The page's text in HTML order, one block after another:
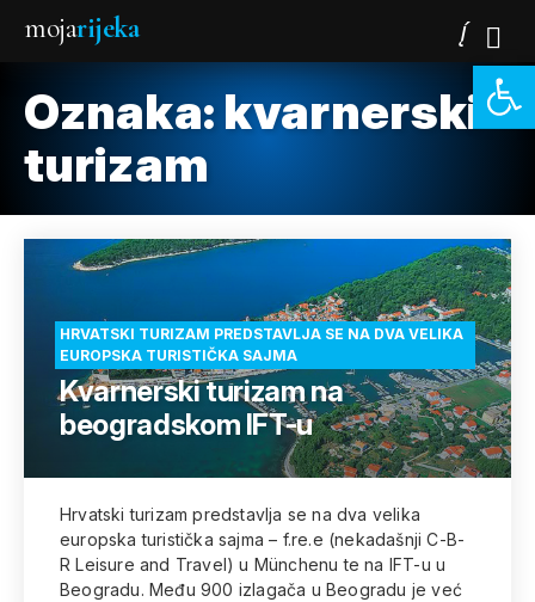
mojarijeka
Oznaka: kvarnerski-
turizam
HRVATSKI TURIZAM PREDSTAVLJA SE NA DVA VELIKA
EUROPSKA TURISTIČKA SAJMA
Kvarnerski turizam na
beogradskom IFT-u
Hrvatski turizam predstavlja se na dva velika
europska turistička sajma – f.re.e (nekadašnji C-B-
R Leisure and Travel) u Münchenu te na IFT-u u
Beogradu. Među 900 izlagača u Beogradu je već